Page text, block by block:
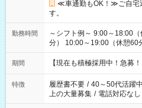
≪車通勤もOK！≫ご自宅
す。
勤務時間
～シフト例～ 9:00～18:00（休憩60分） 7:00～16:00（休憩60
分） 10:00～19:00（休憩60分） ※Wワーク希望の方へ 今
お仕事で希望する勤務時間
計が 週40時間を超えなけれ
期間 【現在も積極採用中！急募
特徴 履歴書不要 / 40～50代活躍中
上の大量募集 / 電話対応なし